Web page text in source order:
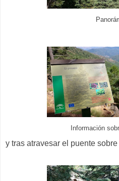
Información
y tras atravesar el puente sobre